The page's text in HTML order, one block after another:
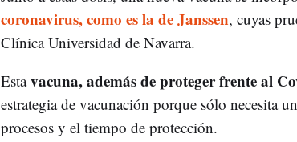
coronavirus, como es la de Janssen, cuyas
Clínica Universidad de Navarra.
Estavacuna, además de proteger frente al
estrategia de vacunación porque sólo necesita
procesos y el tiempo de protección.